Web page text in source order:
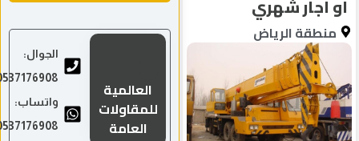
او اجار شهري
منطقة الرياض
العالمية
للمقاولات
العامة
الجوال:
0537176908
واتساب:
0537176908